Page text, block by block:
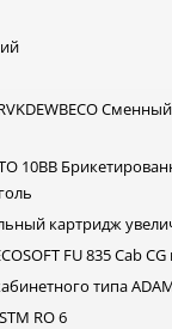
10BB
картридж
FU 835 Cab
типа
RO 6